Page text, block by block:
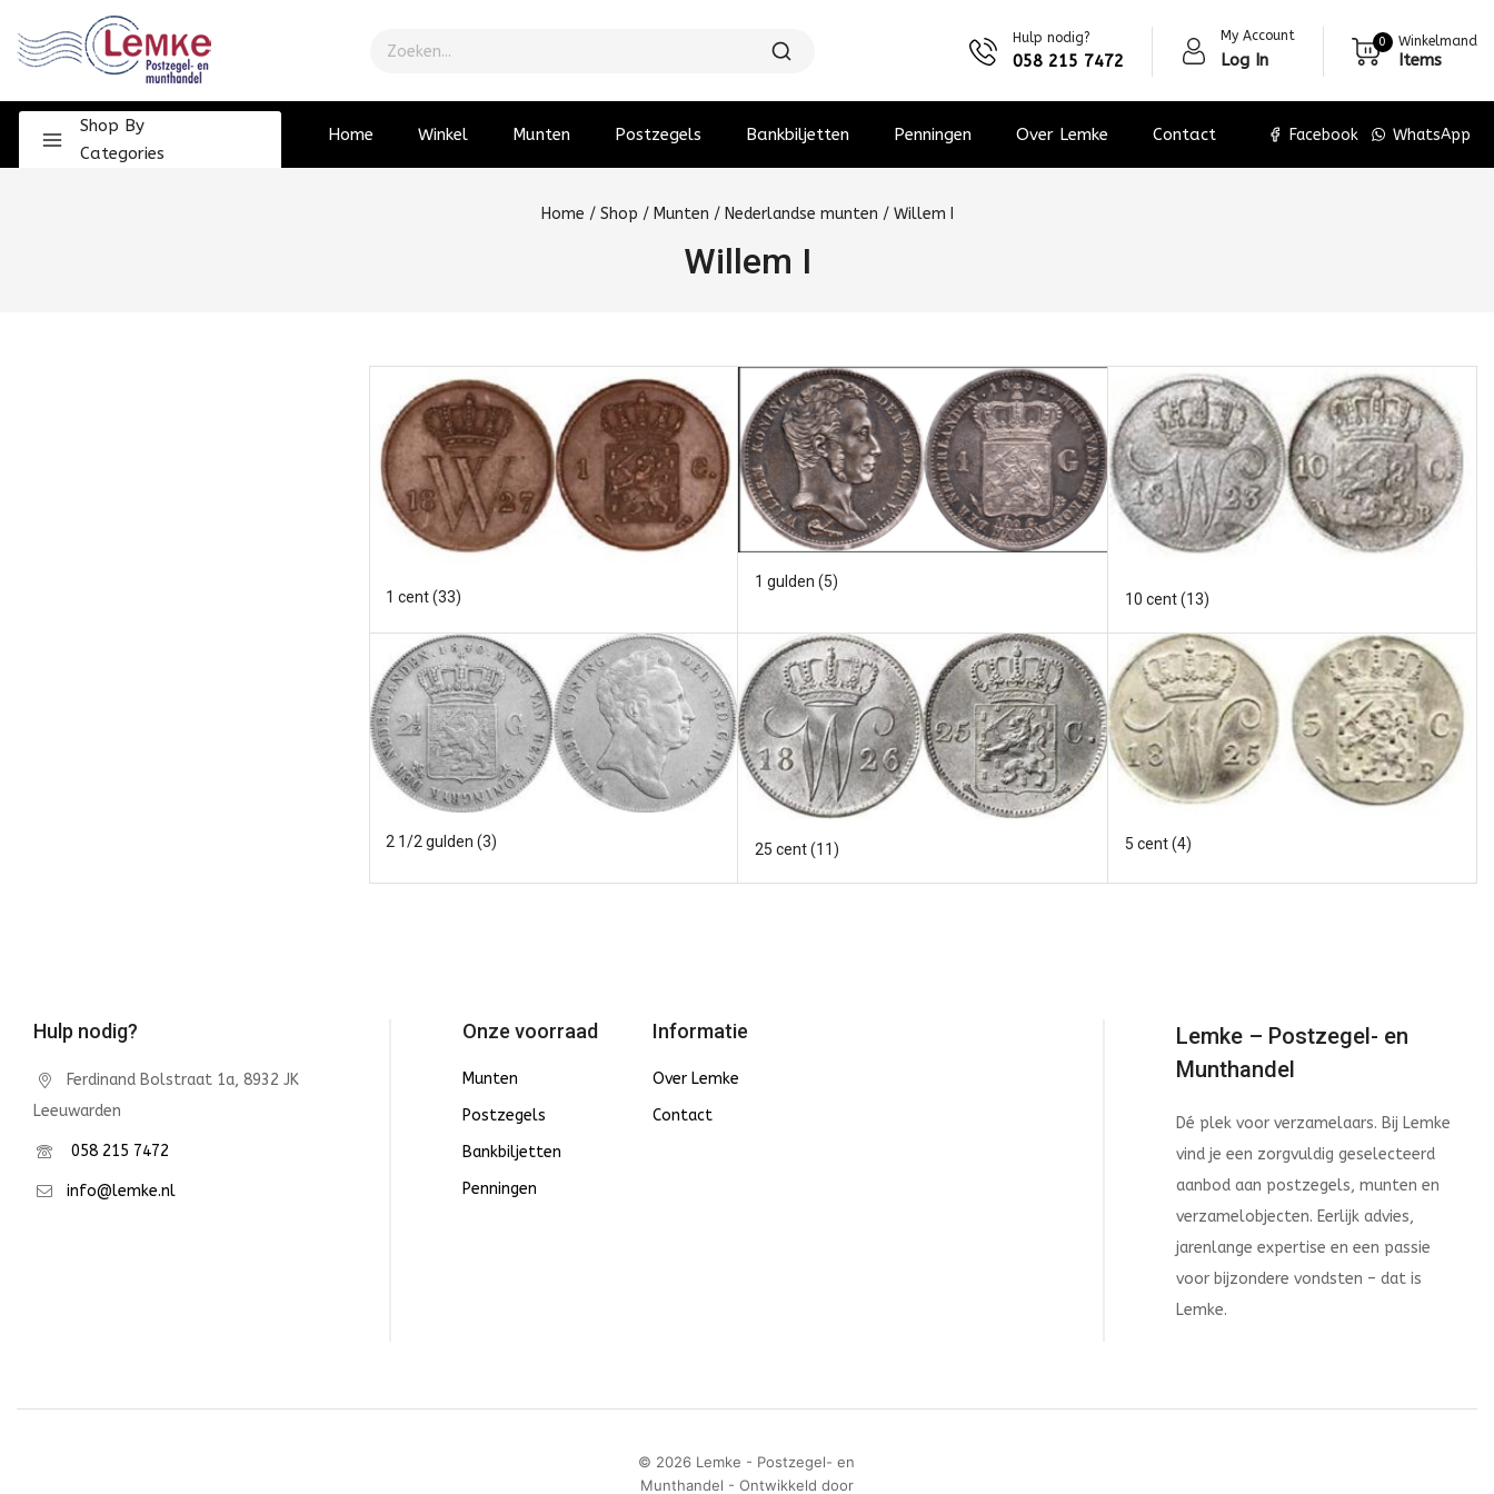
Hulp nodig?
058 215 7472
My Account
Log In
0 Winkelmand
Items
Shop By
Categories
Home Winkel Munten Postzegels Bankbiljetten Penningen Over Lemke Contact Facebook WhatsApp
Home / Shop / Munten / Nederlandse munten / Willem I
Willem I
1 cent(33)
1 gulden(5)
10 cent(13)
2 1/2 gulden (3) 25 cent(11) 5 cent(4)
Hulp nodig?
Ferdinand Bolstraat 1a, 8932 JK
Leeuwarden
058 215 7472
info@lemke.nl
Onze voorraad
Munten
Postzegels
Bankbiljetten
Penningen
Informatie
Over Lemke
Contact
Lemke – Postzegel- en
Munthandel
Dé plek voor verzamelaars. Bij Lemke
vind je een zorgvuldig geselecteerd
aanbod aan postzegels, munten en
verzamelobjecten. Eerlijk advies,
jarenlange expertise en een passie
voor bijzondere vondsten – dat is
Lemke.
© 2026 Lemke - Postzegel- en
Munthandel - Ontwikkeld door